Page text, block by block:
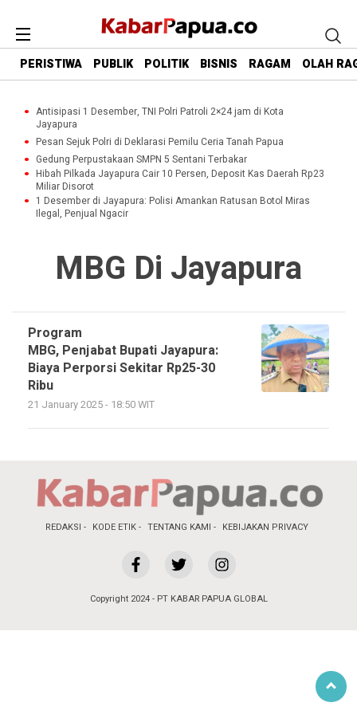
PERISTIWA PUBLIK POLITIK BISNIS RAGAM OLAH
Antisipasi 1 Desember, TNI Polri Patroli 2×24 jam di Kota
Jayapura
Pesan Sejuk Polri di Deklarasi Pemilu Ceria Tanah Papua
Gedung Perpustakaan SMPN 5 Sentani Terbakar
Hibah Pilkada Jayapura Cair 10 Persen, Deposit Kas Daerah Rp23
Miliar Disorot
1 Desember di Jayapura: Polisi Amankan Ratusan Botol Miras
Ilegal, Penjual Ngacir
MBG Di Jayapura
Program
MBG, Penjabat Bupati Jayapura:
Biaya Perporsi Sekitar Rp25-30
Ribu
21 January 2025 - 18:50 WIT
REDAKSI KODE ETIK TENTANG KAMI KEBIJAKAN PRIVACY
Copyright 2024 - PT KABAR PAPUA GLOBAL